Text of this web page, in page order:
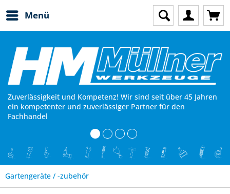
Menü
Zuverlässigkeit und Kompetenz! Wir sind seit über 45 Jahren
ein kompetenter und zuverlässiger Partner für den
Fachhandel
Gartengeräte / -zubehör